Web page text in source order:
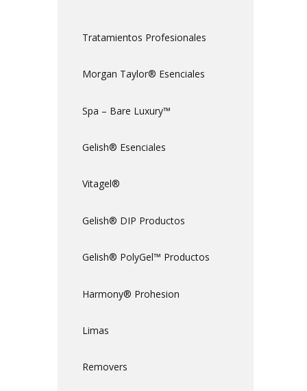
Tratamientos Profesionales
Morgan Taylor® Esenciales
Spa – Bare Luxury™
Gelish® Esenciales
Vitagel®
Gelish® DIP Productos
Gelish® PolyGel™ Productos
Harmony® Prohesion
Limas
Removers